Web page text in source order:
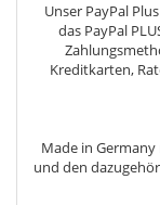
Unser PayPal
das PayPal
Kreditkarten,
Made in
und den